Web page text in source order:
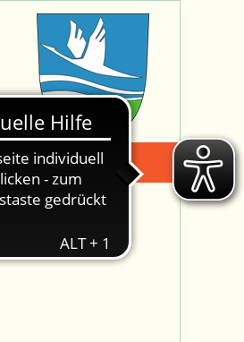
Suche -